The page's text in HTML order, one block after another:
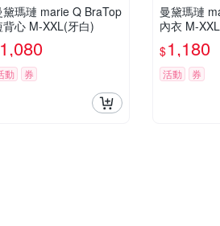
黛瑪璉 marie Q BraTop
背心 M-XXL(牙白)
1,080
動 券
曼黛瑪璉
內衣 M-
$1,180
活動 券